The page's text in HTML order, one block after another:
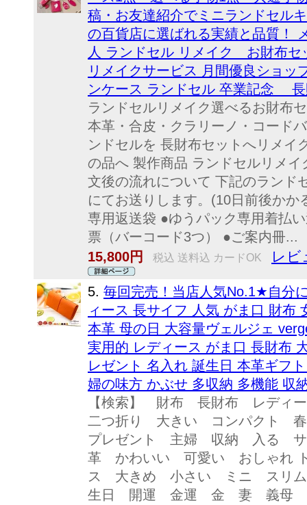
稿・お友達紹介でミニランドセル
の百貨店に選ばれる実績と品質！
人 ランドセル リメイク お財布
リメイクサービス 月間優良ショッ
ンケース ランドセル 卒業記念
ランドセルリメイク選べるお財
本革・合皮・クラリーノ・コード
ンドセルを 長財布セットへリメイ
の品へ 製作商品 ランドセルリメ
文後の流れについて 下記のランド
にてお送りします。(10日前後か
専用返送袋 ●ゆうパック専用着払
票（バーコード3つ） ●ご案内冊...
15,800円
税込 送料込 カードOK レビ
5. 毎回完売！当店人気No.1★自分
ィース 長サイフ 人気 がま口 財布
本革 母の日 大容量ヴェルジェ
実用的 レディース がま口 長財布
レゼント 名入れ 誕生日 本革ギフ
婦の味方 かぶせ 多収納 多機能 収
【検索】 財布 長財布 レデ
二つ折り 大きい コンパク
プレゼント 主婦 収納 入る
革 かわいい 可愛い おしゃれ
ス 大きめ 小さい ミニ スリ
生日 開運 金運 金 妻 義母